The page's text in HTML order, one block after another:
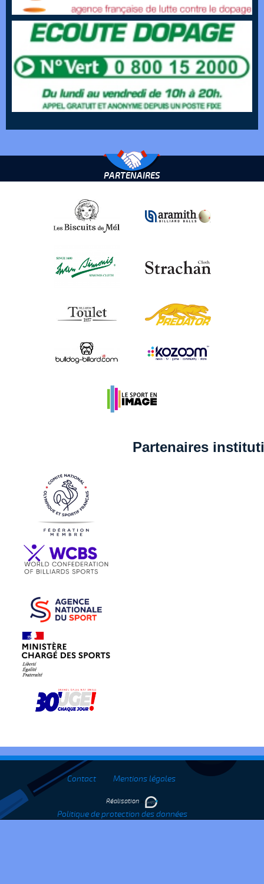
PARTENAIRES
Partenaires
Contact Mentions légales
Politique de protection des données
Réalisation